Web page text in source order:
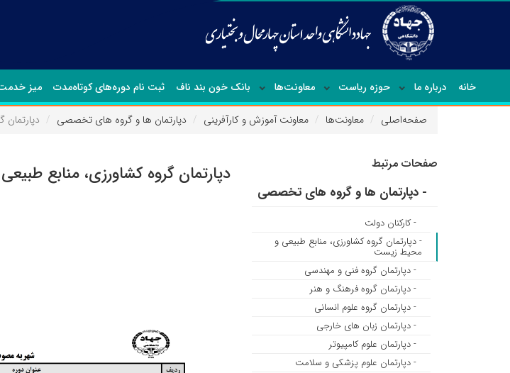
خانه درباره ما حوزه ریاست معاونت‌ها بانک خون بند ناف ثبت نام دوره‌های کوتاه‌مدت میز
صفحه‌اصلی معاونت‌ها معاونت آموزش و کارآفرینی دپارتمان ها و گروه های تخصصی
دپارتمان گروه کشاورزی، منابع صفحات مرتبط
- دپارتمان ها و گروه های تخصصی
- کارکنان دولت
- دپارتمان گروه کشاورزی، منابع طبیعی و
محیط زیست
- دپارتمان گروه فنی و مهندسی
- دپارتمان گروه فرهنگ و هنر
- دپارتمان گروه علوم انسانی
- دپارتمان زبان های خارجی
- دپارتمان علوم کامپیوتر
- دپارتمان علوم پزشکی و سلامت